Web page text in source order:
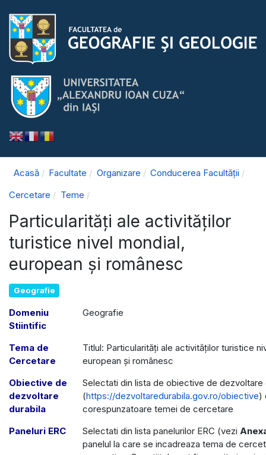
Acasă Facultate Organizare
Conducerea Facultății
Cercetare
Teme
Particularităţi ale activităților
turistice nivel mondial,
european şi românesc
Geografie
Domeniu
Stiintific
Geografie
Tema de
Cercetare
Titlul: Particularităţi ale activităților turistice
european şi românesc
Obiective de
dezvoltare
durabila
Selectati din lista de obiective de dezvoltare
(https://dezvoltaredurabila.gov.ro/obiective)
corespunzatoare temei de cercetare
Paneluri ERC
Selectati din lista panelurilor ERC (vezi
panelul la care se incadreaza tema de